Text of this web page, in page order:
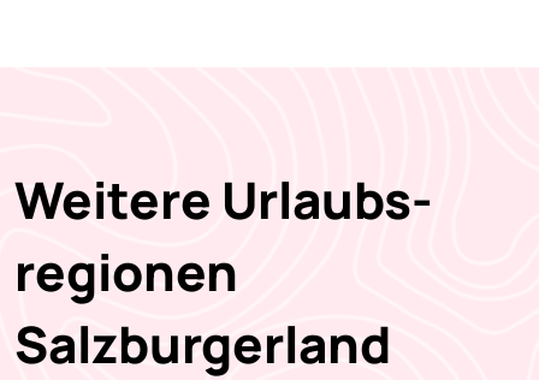
Weitere Urlaubs-
regionen
Salzburgerland